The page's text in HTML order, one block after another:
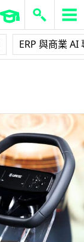
ERP 與商業 AI